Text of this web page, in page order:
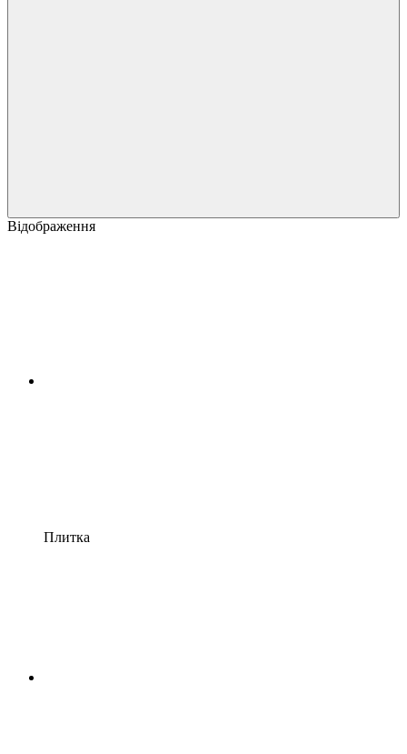
Відображення
Плитка